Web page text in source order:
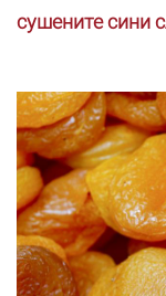
сушените сини